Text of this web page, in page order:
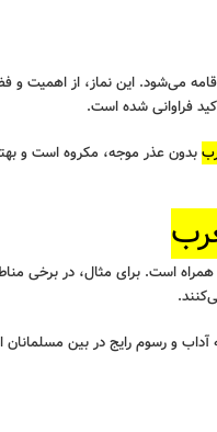
می‌شود. این نماز، از اهمیت و
فراوانی شده است.
بدون عذر موجه، مکروه است و
است. برای مثال، در برخی
آداب و رسوم رایج در بین